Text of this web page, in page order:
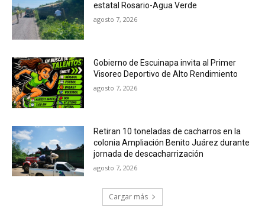
estatal Rosario-Agua Verde
agosto 7, 2026
Gobierno de Escuinapa invita al Primer
Visoreo Deportivo de Alto Rendimiento
agosto 7, 2026
Retiran 10 toneladas de cacharros en la
colonia Ampliación Benito Juárez durante
jornada de descacharrización
agosto 7, 2026
Cargar más